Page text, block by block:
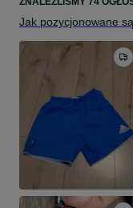
Jak pozycjonowane